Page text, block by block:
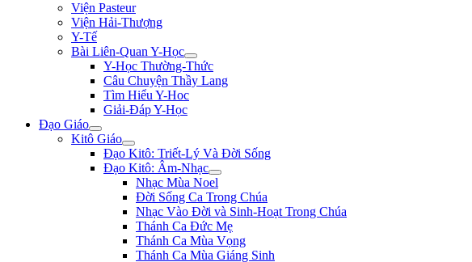
Viện Pasteur
Viện Hải-Thượng
Y-Tế
Bài Liên-Quan Y-Học
Y-Học Thường-Thức
Câu Chuyện Thầy Lang
Tìm Hiểu Y-Hoc
Giải-Đáp Y-Học
Đạo Giáo
Kitô Giáo
Đạo Kitô: Triết-Lý Và Đời Sống
Đạo Kitô: Âm-Nhạc
Nhạc Mùa Noel
Đời Sống Ca Trong Chúa
Nhạc Vào Đời và Sinh-Hoạt Trong Chúa
Thánh Ca Đức Mẹ
Thánh Ca Mùa Vọng
Thánh Ca Mùa Giáng Sinh